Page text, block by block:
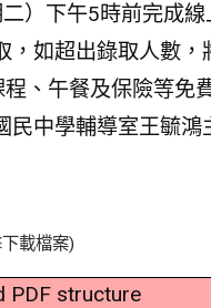
）下午5時前完成
如超出錄取人數，
、午餐及保險等免
中學輔導室王毓
載檔案)
PDF structure